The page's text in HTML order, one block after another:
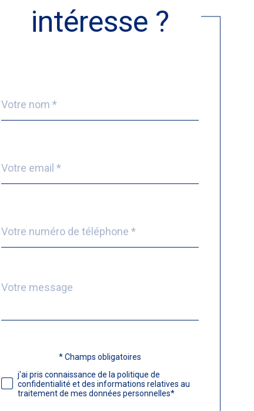
intéresse ?
par
*
*
*
Fieldset
défaut
Message
*
Validation* Champs obligatoires
j'ai pris connaissance de la politique de
confidentialité et des informations relatives au
traitement de mes données personnelles*